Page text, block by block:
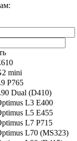
mini
P765
Dual (D410)
L3 E400
L5 E455
L7 P715
L70 (MS323)